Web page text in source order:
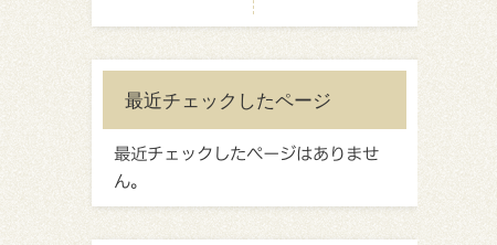
最近チェックしたページ
最近チェックしたページはありませ
ん。